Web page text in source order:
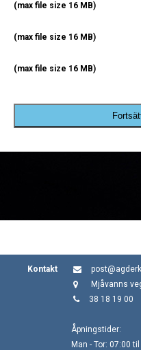
(max file size 16 MB)
(max file size 16 MB)
(max file size 16 MB)
Kontakt
Mjåvanns
38 18 19 00
Åpningstider:
Man - Tor: 07:00